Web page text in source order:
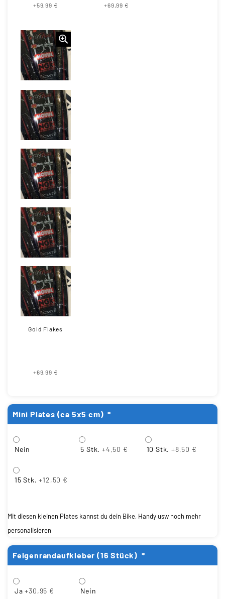
+59,99 € +69,99 €
Gold Flakes
+69,99 €
Mini Plates (ca 5x5 cm) *
Nein 5 Stk. +4,50 € 10 Stk. +8,50 €
15 Stk. +12,50 €
Mit diesen kleinen Plates kannst du dein Bike, Handy usw noch mehr
personalisieren
Felgenrandaufkleber (16 Stück) *
Ja +30,95 € Nein